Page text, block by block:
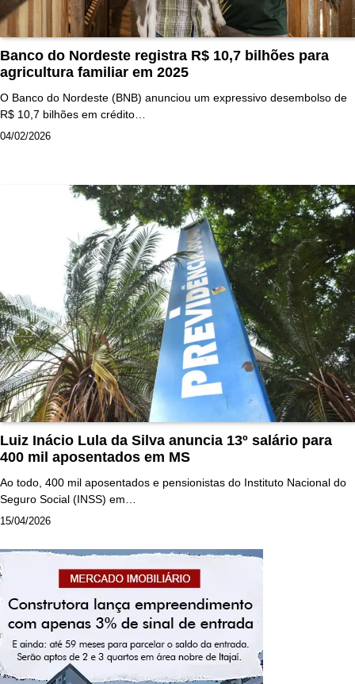
Banco do Nordeste registra R$ 10,7 bilhões para
agricultura familiar em 2025
O Banco do Nordeste (BNB) anunciou um expressivo desembolso de
R$ 10,7 bilhões em crédito…
04/02/2026
Luiz Inácio Lula da Silva anuncia 13º salário para
400 mil aposentados em MS
Ao todo, 400 mil aposentados e pensionistas do Instituto Nacional do
Seguro Social (INSS) em…
15/04/2026